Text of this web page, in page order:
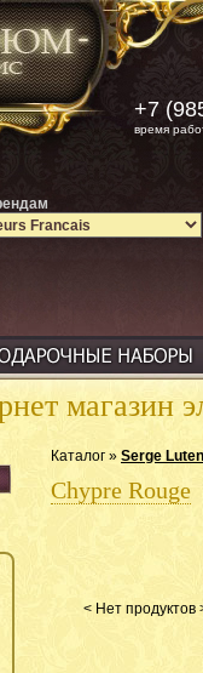
магазин
Каталог » Serge
Chypre Rouge
< Нет продуктов
+7
время